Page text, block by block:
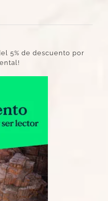
5% de descuento por